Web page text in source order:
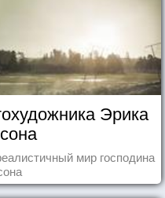
Эрика
мир господина